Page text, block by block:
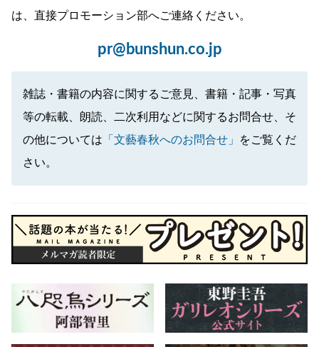
は、直接プロモーション部へご連絡ください。
pr@bunshun.co.jp
雑誌・書籍の内容に関するご意見、書籍・記事・写真
等の転載、朗読、二次利用などに関するお問合せ、そ
の他については 「文藝春秋へのお問合せ」
をご覧くだ
さい。